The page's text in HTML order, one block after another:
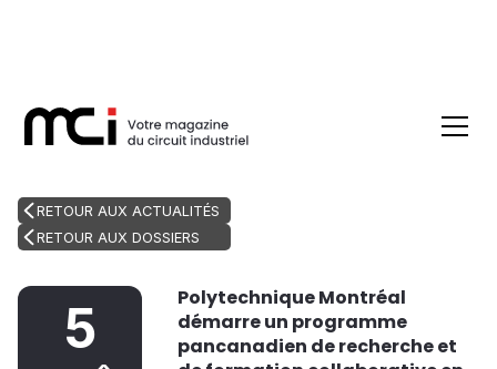
RETOUR AUX ACTUALITÉS
RETOUR AUX DOSSIERS
5
Polytechnique Montréal
démarre un programme
pancanadien de recherche et